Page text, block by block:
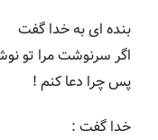
بنده ای به خدا گفت
اگر سرنوشت مرا تو
پس چرا دعا کنم !
خدا گفت :